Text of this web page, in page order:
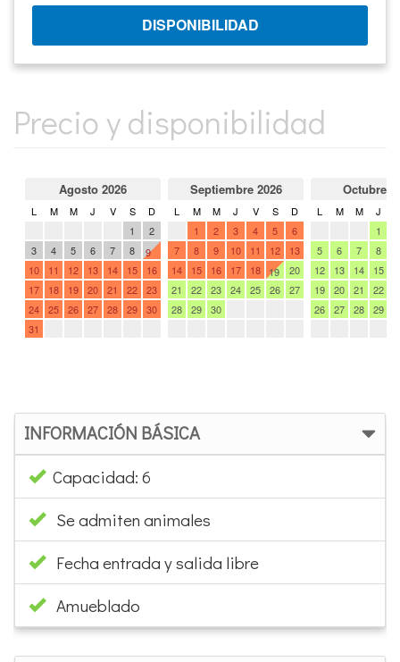
Precio y disponibilidad
INFORMACIÓN BÁSICA
Capacidad: 6
Se admiten animales
Fecha entrada y salida libre
Amueblado